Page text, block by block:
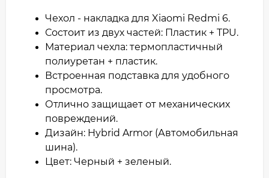
Чехол - накладка для Xiaomi Redmi 6.
Состоит из двух частей: Пластик + TPU.
Материал чехла: термопластичный
полиуретан + пластик.
Встроенная подставка для удобного
просмотра.
Отлично защищает от механических
повреждений.
Дизайн: Hybrid Armor (Автомобильная
шина).
Цвет: Черный + зеленый.